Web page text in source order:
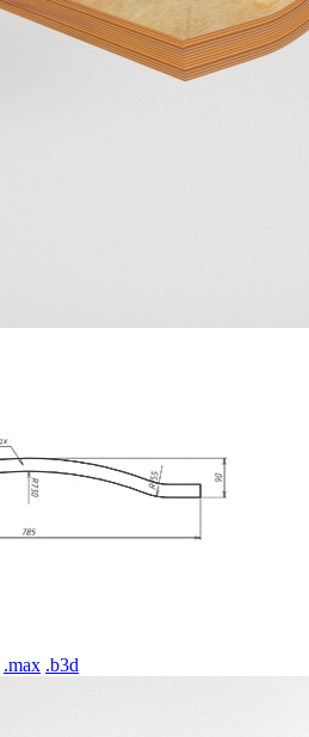
.max .b3d